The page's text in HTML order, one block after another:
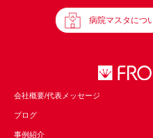
病院マスタにつ
会社概要/代表メッセージ
ブログ
事例紹介